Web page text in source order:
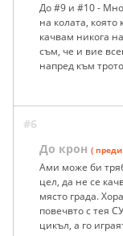
До #9 и #10 -
на колата,
качвам никога
съм, че и вие
напред към
#6
До крон (
Ами може би
цел, да не се
място града.
повечвто с тея
цикъл, а го